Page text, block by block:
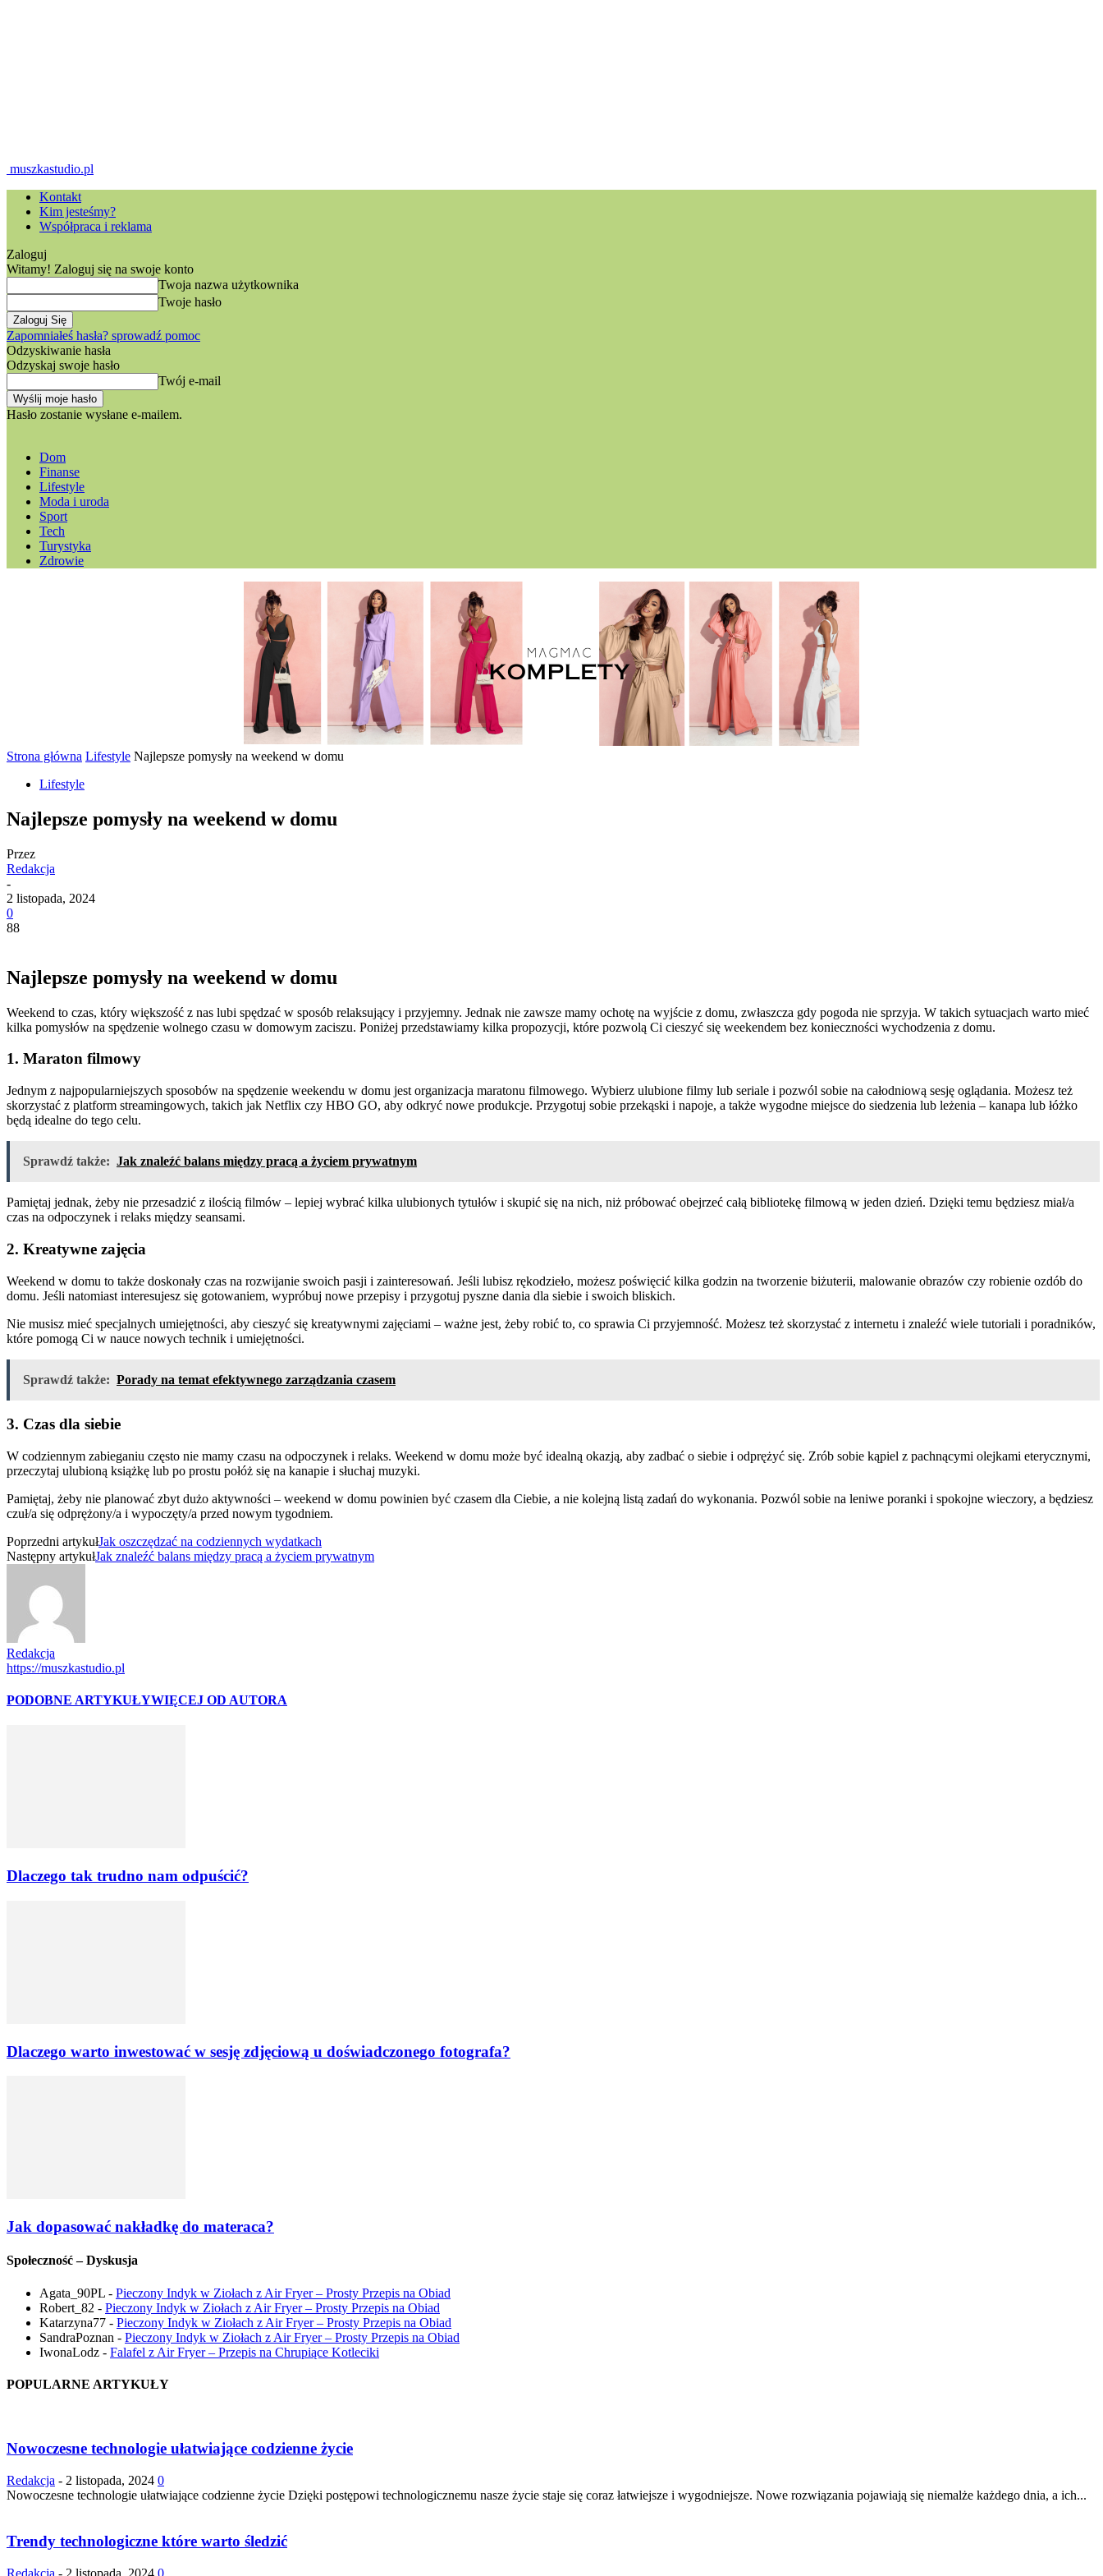
muszkastudio.pl
Kontakt
Kim jesteśmy?
Współpraca i reklama
Zaloguj
Witamy! Zaloguj się na swoje konto
Twoja nazwa użytkownika
Twoje hasło
Zapomniałeś hasła? sprowadź pomoc
Odzyskiwanie hasła
Odzyskaj swoje hasło
Twój e-mail
Hasło zostanie wysłane e-mailem.
Dom
Finanse
Lifestyle
Moda i uroda
Sport
Tech
Turystyka
Zdrowie
Strona główna Lifestyle Najlepsze pomysły na weekend w domu
Lifestyle
Najlepsze pomysły na weekend w domu
Przez
Redakcja
-
2 listopada, 2024
0
88
Najlepsze pomysły na weekend w domu
Weekend to czas, który większość z nas lubi spędzać w sposób relaksujący i przyjemny. Jednak nie zawsze mamy ochotę na wyjście z domu, zwłaszcza gdy pogoda nie sprzyja. W takich sytuacjach warto mieć
kilka pomysłów na spędzenie wolnego czasu w domowym zaciszu. Poniżej przedstawiamy kilka propozycji, które pozwolą Ci cieszyć się weekendem bez konieczności wychodzenia z domu.
1. Maraton filmowy
Jednym z najpopularniejszych sposobów na spędzenie weekendu w domu jest organizacja maratonu filmowego. Wybierz ulubione filmy lub seriale i pozwól sobie na całodniową sesję oglądania. Możesz też
skorzystać z platform streamingowych, takich jak Netflix czy HBO GO, aby odkryć nowe produkcje. Przygotuj sobie przekąski i napoje, a także wygodne miejsce do siedzenia lub leżenia – kanapa lub łóżko
będą idealne do tego celu.
Sprawdź także: Jak znaleźć balans między pracą a życiem prywatnym
Pamiętaj jednak, żeby nie przesadzić z ilością filmów – lepiej wybrać kilka ulubionych tytułów i skupić się na nich, niż próbować obejrzeć całą bibliotekę filmową w jeden dzień. Dzięki temu będziesz miał/a
czas na odpoczynek i relaks między seansami.
2. Kreatywne zajęcia
Weekend w domu to także doskonały czas na rozwijanie swoich pasji i zainteresowań. Jeśli lubisz rękodzieło, możesz poświęcić kilka godzin na tworzenie biżuterii, malowanie obrazów czy robienie ozdób do
domu. Jeśli natomiast interesujesz się gotowaniem, wypróbuj nowe przepisy i przygotuj pyszne dania dla siebie i swoich bliskich.
Nie musisz mieć specjalnych umiejętności, aby cieszyć się kreatywnymi zajęciami – ważne jest, żeby robić to, co sprawia Ci przyjemność. Możesz też skorzystać z internetu i znaleźć wiele tutoriali i poradników,
które pomogą Ci w nauce nowych technik i umiejętności.
Sprawdź także: Porady na temat efektywnego zarządzania czasem
3. Czas dla siebie
W codziennym zabieganiu często nie mamy czasu na odpoczynek i relaks. Weekend w domu może być idealną okazją, aby zadbać o siebie i odprężyć się. Zrób sobie kąpiel z pachnącymi olejkami eterycznymi,
przeczytaj ulubioną książkę lub po prostu połóż się na kanapie i słuchaj muzyki.
Pamiętaj, żeby nie planować zbyt dużo aktywności – weekend w domu powinien być czasem dla Ciebie, a nie kolejną listą zadań do wykonania. Pozwól sobie na leniwe poranki i spokojne wieczory, a będziesz
czuł/a się odprężony/a i wypoczęty/a przed nowym tygodniem.
Poprzedni artykułJak oszczędzać na codziennych wydatkach
Następny artykułJak znaleźć balans między pracą a życiem prywatnym
Redakcja
https://muszkastudio.pl
PODOBNE ARTYKUŁYWIĘCEJ OD AUTORA
Dlaczego tak trudno nam odpuścić?
Dlaczego warto inwestować w sesję zdjęciową u doświadczonego fotografa?
Jak dopasować nakładkę do materaca?
Społeczność – Dyskusja
Agata_90PL - Pieczony Indyk w Ziołach z Air Fryer – Prosty Przepis na Obiad
Robert_82 - Pieczony Indyk w Ziołach z Air Fryer – Prosty Przepis na Obiad
Katarzyna77 - Pieczony Indyk w Ziołach z Air Fryer – Prosty Przepis na Obiad
SandraPoznan - Pieczony Indyk w Ziołach z Air Fryer – Prosty Przepis na Obiad
IwonaLodz - Falafel z Air Fryer – Przepis na Chrupiące Kotleciki
POPULARNE ARTYKUŁY
Nowoczesne technologie ułatwiające codzienne życie
Redakcja - 2 listopada, 2024 0
Nowoczesne technologie ułatwiające codzienne życie Dzięki postępowi technologicznemu nasze życie staje się coraz łatwiejsze i wygodniejsze. Nowe rozwiązania pojawiają się niemalże każdego dnia, a ich...
Trendy technologiczne które warto śledzić
Redakcja - 2 listopada, 2024 0